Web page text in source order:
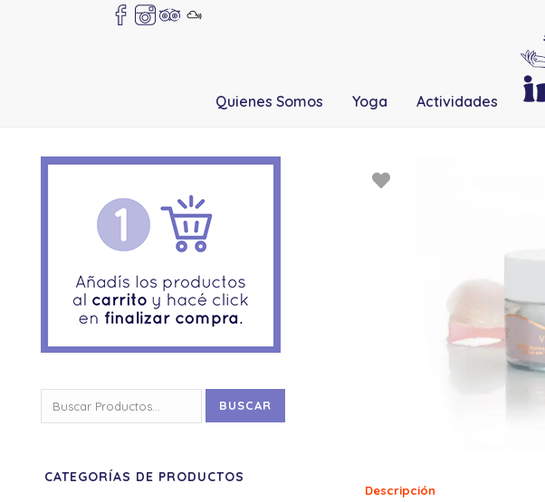
Quienes Somos Yoga Actividades
Descripción
por:
BUSCAR
CATEGORÍAS DE PRODUCTOS